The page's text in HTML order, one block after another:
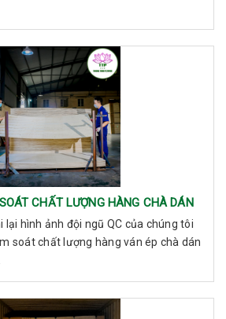
CHẤT LƯỢNG HÀNG CHÀ DÁN
lại hình ảnh đội ngũ QC của chúng tôi
soát chất lượng hàng ván ép chà dán